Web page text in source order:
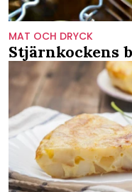
MAT OCH DRYCK
Stjärnkockens